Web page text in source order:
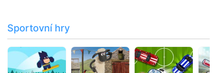
Sportovní hry